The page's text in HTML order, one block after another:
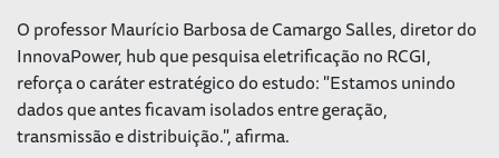
O professor Maurício Barbosa de Camargo Salles, diretor do
InnovaPower, hub que pesquisa eletrificação no RCGI,
reforça o caráter estratégico do estudo: "Estamos unindo
dados que antes ficavam isolados entre geração,
transmissão e distribuição.", afirma.